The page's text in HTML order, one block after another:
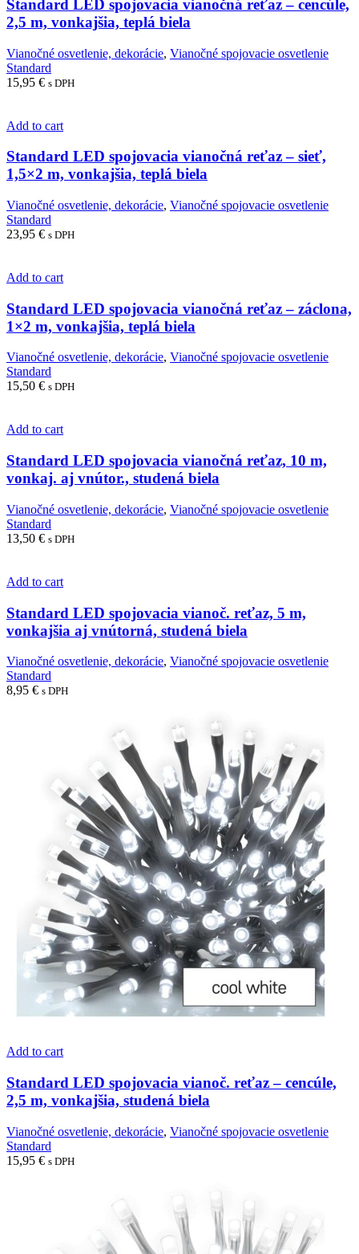
Standard LED spojovacia vianočná reťaz – cencúle,
2,5 m, vonkajšia, teplá biela
Vianočné osvetlenie, dekorácie, Vianočné spojovacie osvetlenie
Standard
15,95 € s DPH
Add to cart
Standard LED spojovacia vianočná reťaz – sieť,
1,5×2 m, vonkajšia, teplá biela
Vianočné osvetlenie, dekorácie, Vianočné spojovacie osvetlenie
Standard
23,95 € s DPH
Add to cart
Standard LED spojovacia vianočná reťaz – záclona,
1×2 m, vonkajšia, teplá biela
Vianočné osvetlenie, dekorácie, Vianočné spojovacie osvetlenie
Standard
15,50 € s DPH
Add to cart
Standard LED spojovacia vianočná reťaz, 10 m,
vonkaj. aj vnútor., studená biela
Vianočné osvetlenie, dekorácie, Vianočné spojovacie osvetlenie
Standard
13,50 € s DPH
Add to cart
Standard LED spojovacia vianoč. reťaz, 5 m,
vonkajšia aj vnútorná, studená biela
Vianočné osvetlenie, dekorácie, Vianočné spojovacie osvetlenie
Standard
8,95 € s DPH
Add to cart
Standard LED spojovacia vianoč. reťaz – cencúle,
2,5 m, vonkajšia, studená biela
Vianočné osvetlenie, dekorácie, Vianočné spojovacie osvetlenie
Standard
15,95 € s DPH